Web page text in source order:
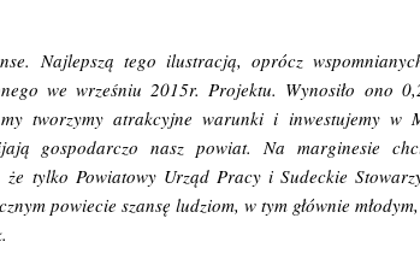
Najlepszą tego ilustracją, oprócz
we wrześniu 2015r. Projektu. Wynosiło ono
tworzymy atrakcyjne warunki i inwestujemy w
gospodarczo nasz powiat. Na marginesie
tylko Powiatowy Urząd Pracy i Sudeckie
powiecie szansę ludziom, w tym głównie